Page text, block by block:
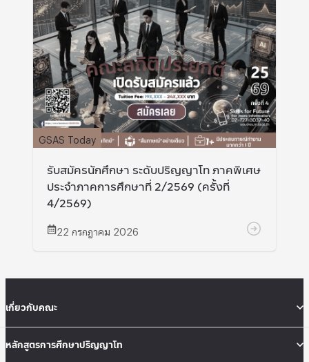
GSAS Today
รับสมัครนักศึกษา ระดับปริญญาโท ภาคพิเศษ
ประจำภาคการศึกษาที่ 2/2569 (ครั้งที่
4/2569)
22 กรกฎาคม 2026
เกี่ยวกับคณะ
หลักสูตรการศึกษาปริญญาโท